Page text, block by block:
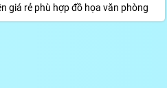
giá rẻ phù hợp đồ họa văn phòng